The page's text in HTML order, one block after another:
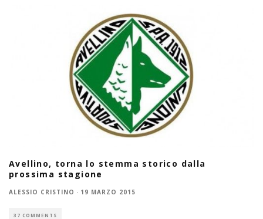
Avellino, torna lo stemma storico dalla
prossima stagione
ALESSIO CRISTINO · 19 MARZO 2015
37 COMMENTS